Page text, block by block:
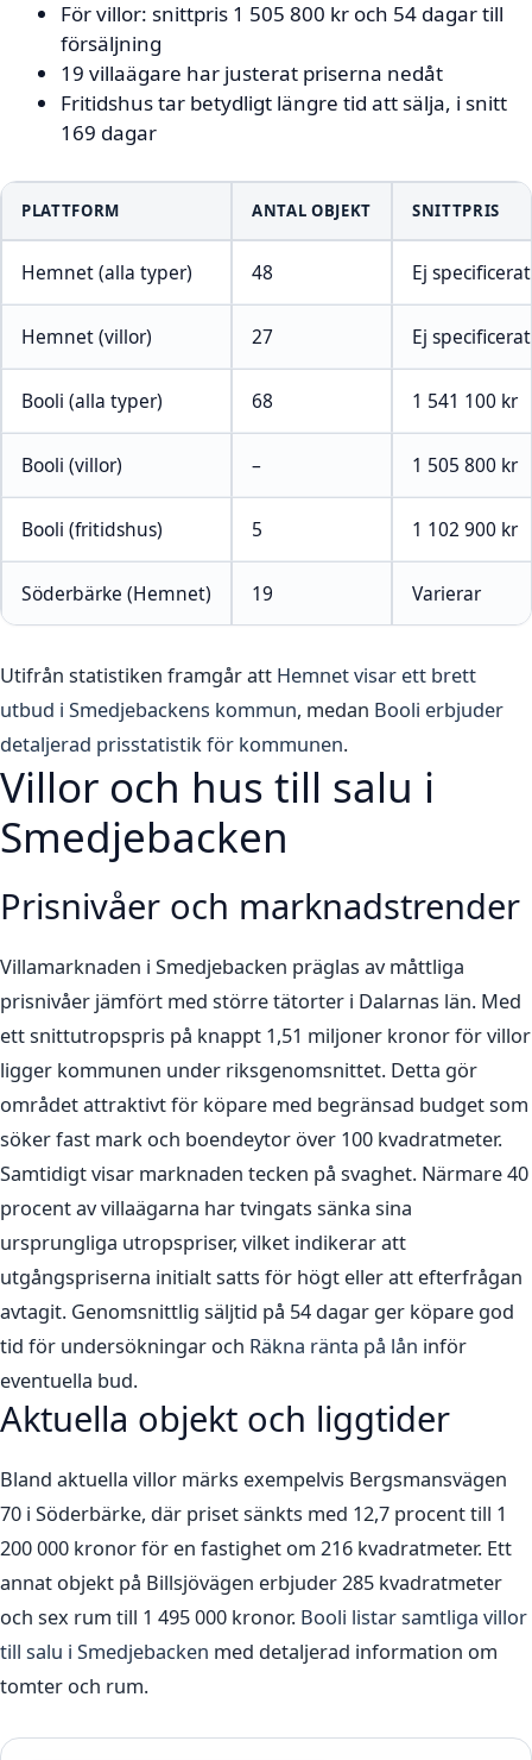
För villor: snittpris 1 505 800 kr och 54 dagar till
försäljning
19 villaägare har justerat priserna nedåt
Fritidshus tar betydligt längre tid att sälja, i snitt
169 dagar
PLATTFORM ANTAL OBJEKT SNITTPRIS
Hemnet (alla typer) 48 Ej specificerat
Hemnet (villor) 27 Ej specificerat
Booli (alla typer) 68 1 541 100 kr
Booli (villor) – 1 505 800 kr
Booli (fritidshus) 5 1 102 900 kr
Söderbärke (Hemnet) 19 Varierar
Utifrån statistiken framgår att Hemnet visar ett brett
utbud i Smedjebackens kommun, medan Booli erbjuder
detaljerad prisstatistik för kommunen.
Villor och hus till salu i
Smedjebacken
Prisnivåer och marknadstrender
Villamarknaden i Smedjebacken präglas av måttliga
prisnivåer jämfört med större tätorter i Dalarnas län. Med
ett snittutropspris på knappt 1,51 miljoner kronor för villor
ligger kommunen under riksgenomsnittet. Detta gör
området attraktivt för köpare med begränsad budget som
söker fast mark och boendeytor över 100 kvadratmeter.
Samtidigt visar marknaden tecken på svaghet. Närmare 40
procent av villaägarna har tvingats sänka sina
ursprungliga utropspriser, vilket indikerar att
utgångspriserna initialt satts för högt eller att efterfrågan
avtagit. Genomsnittlig säljtid på 54 dagar ger köpare god
tid för undersökningar och Räkna ränta på lån inför
eventuella bud.
Aktuella objekt och liggtider
Bland aktuella villor märks exempelvis Bergsmansvägen
70 i Söderbärke, där priset sänkts med 12,7 procent till 1
200 000 kronor för en fastighet om 216 kvadratmeter. Ett
annat objekt på Billsjövägen erbjuder 285 kvadratmeter
och sex rum till 1 495 000 kronor. Booli listar samtliga villor
till salu i Smedjebacken med detaljerad information om
tomter och rum.